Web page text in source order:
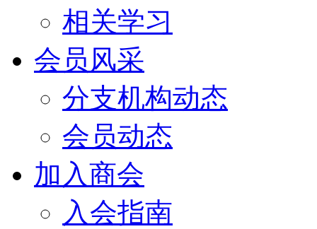
相关学习
会员风采
分支机构动态
会员动态
加入商会
入会指南